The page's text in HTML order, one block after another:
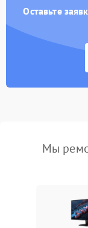
Оставьте
Мы